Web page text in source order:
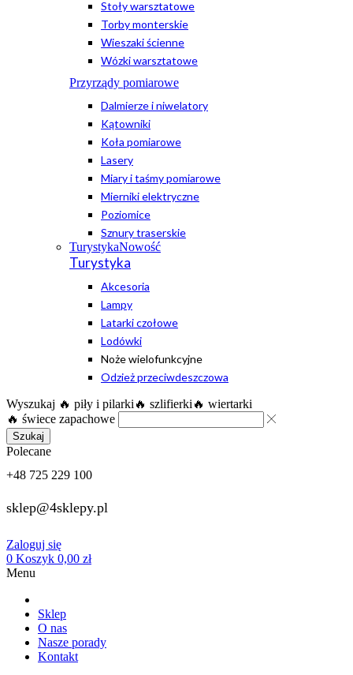
Stoły warsztatowe
Torby monterskie
Wieszaki ścienne
Wózki warsztatowe
Przyrządy pomiarowe
Dalmierze i niwelatory
Kątowniki
Koła pomiarowe
Lasery
Miary i taśmy pomiarowe
Mierniki elektryczne
Poziomice
Sznury traserskie
TurystykaNowość
Turystyka
Akcesoria
Lampy
Latarki czołowe
Lodówki
Noże wielofunkcyjne
Odzież przeciwdeszczowa
Wyszukaj 🔥 piły i pilarki 🔥 szlifierki 🔥 wiertarki
🔥 świece zapachowe
Szukaj
Polecane
+48 725 229 100
sklep@4sklepy.pl
Zaloguj się
0 Koszyk 0,00 zł
Menu
Sklep
O nas
Nasze porady
Kontakt